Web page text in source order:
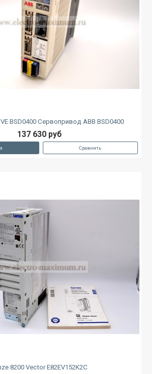
BSD0400 Сервопривод ABB BSD0400
137 630 руб
Сравнить
8200 Vector E82EV152K2C